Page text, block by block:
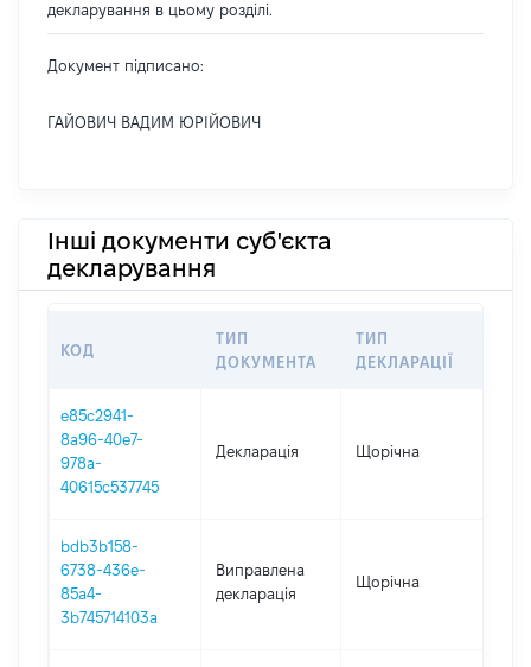
декларування в цьому розділі.
Документ підписано:
ГАЙОВИЧ ВАДИМ ЮРІЙОВИЧ
Інші документи суб'єкта
декларування
КОД
ТИП
ДОКУМЕНТА
ТИП
ДЕКЛАРАЦІЇ
e85c2941-
8a96-40e7-
978a-
40615c537745
Декларація Щорічна
bdb3b158-
6738-436e-
85a4-
3b745714103a
Виправлена
декларація
Щорічна